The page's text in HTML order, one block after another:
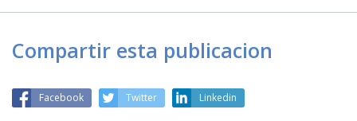
Compartir esta publicacion
Facebook Twitter Linkedin